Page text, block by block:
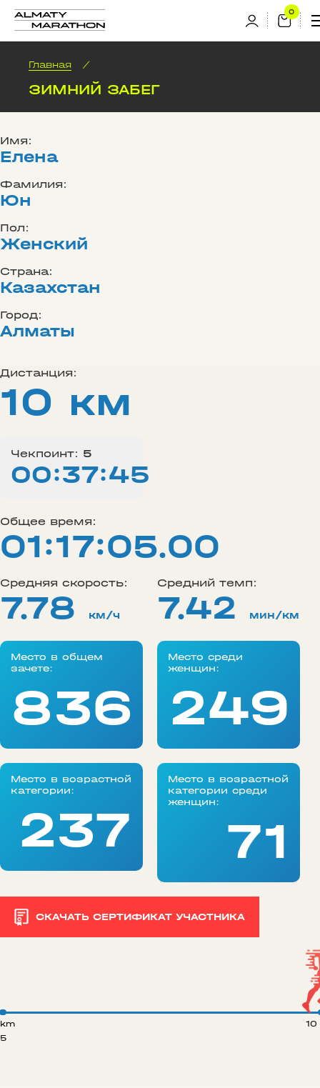
Главная /
ЗИМНИЙ ЗАБЕГ
Имя:
Елена
Фамилия:
Юн
Пол:
Женский
Страна:
Казахстан
Город:
Алматы
Дистанция:
10 км
Чекпоинт: 5
00:37:45
Общее время:
01:17:05.00
Средняя скорость:
7.78 км/ч
Средний темп:
7.42 мин/км
Место в общем
зачете:
836
Место среди
женщин:
249
Место в возрастной
категории:
237
Место в возрастной
категории среди
женщин:
71
СКАЧАТЬ СЕРТИФИКАТ УЧАСТНИКА
5
10